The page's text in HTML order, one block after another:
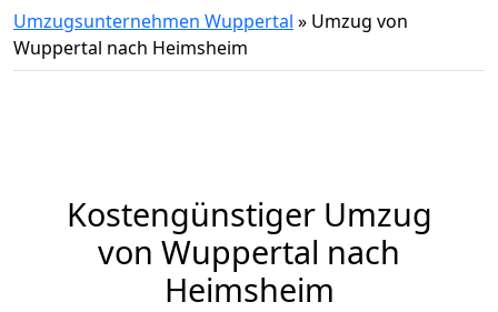
Umzugsunternehmen Wuppertal » Umzug von
Wuppertal nach Heimsheim
Kostengünstiger Umzug
von Wuppertal nach
Heimsheim